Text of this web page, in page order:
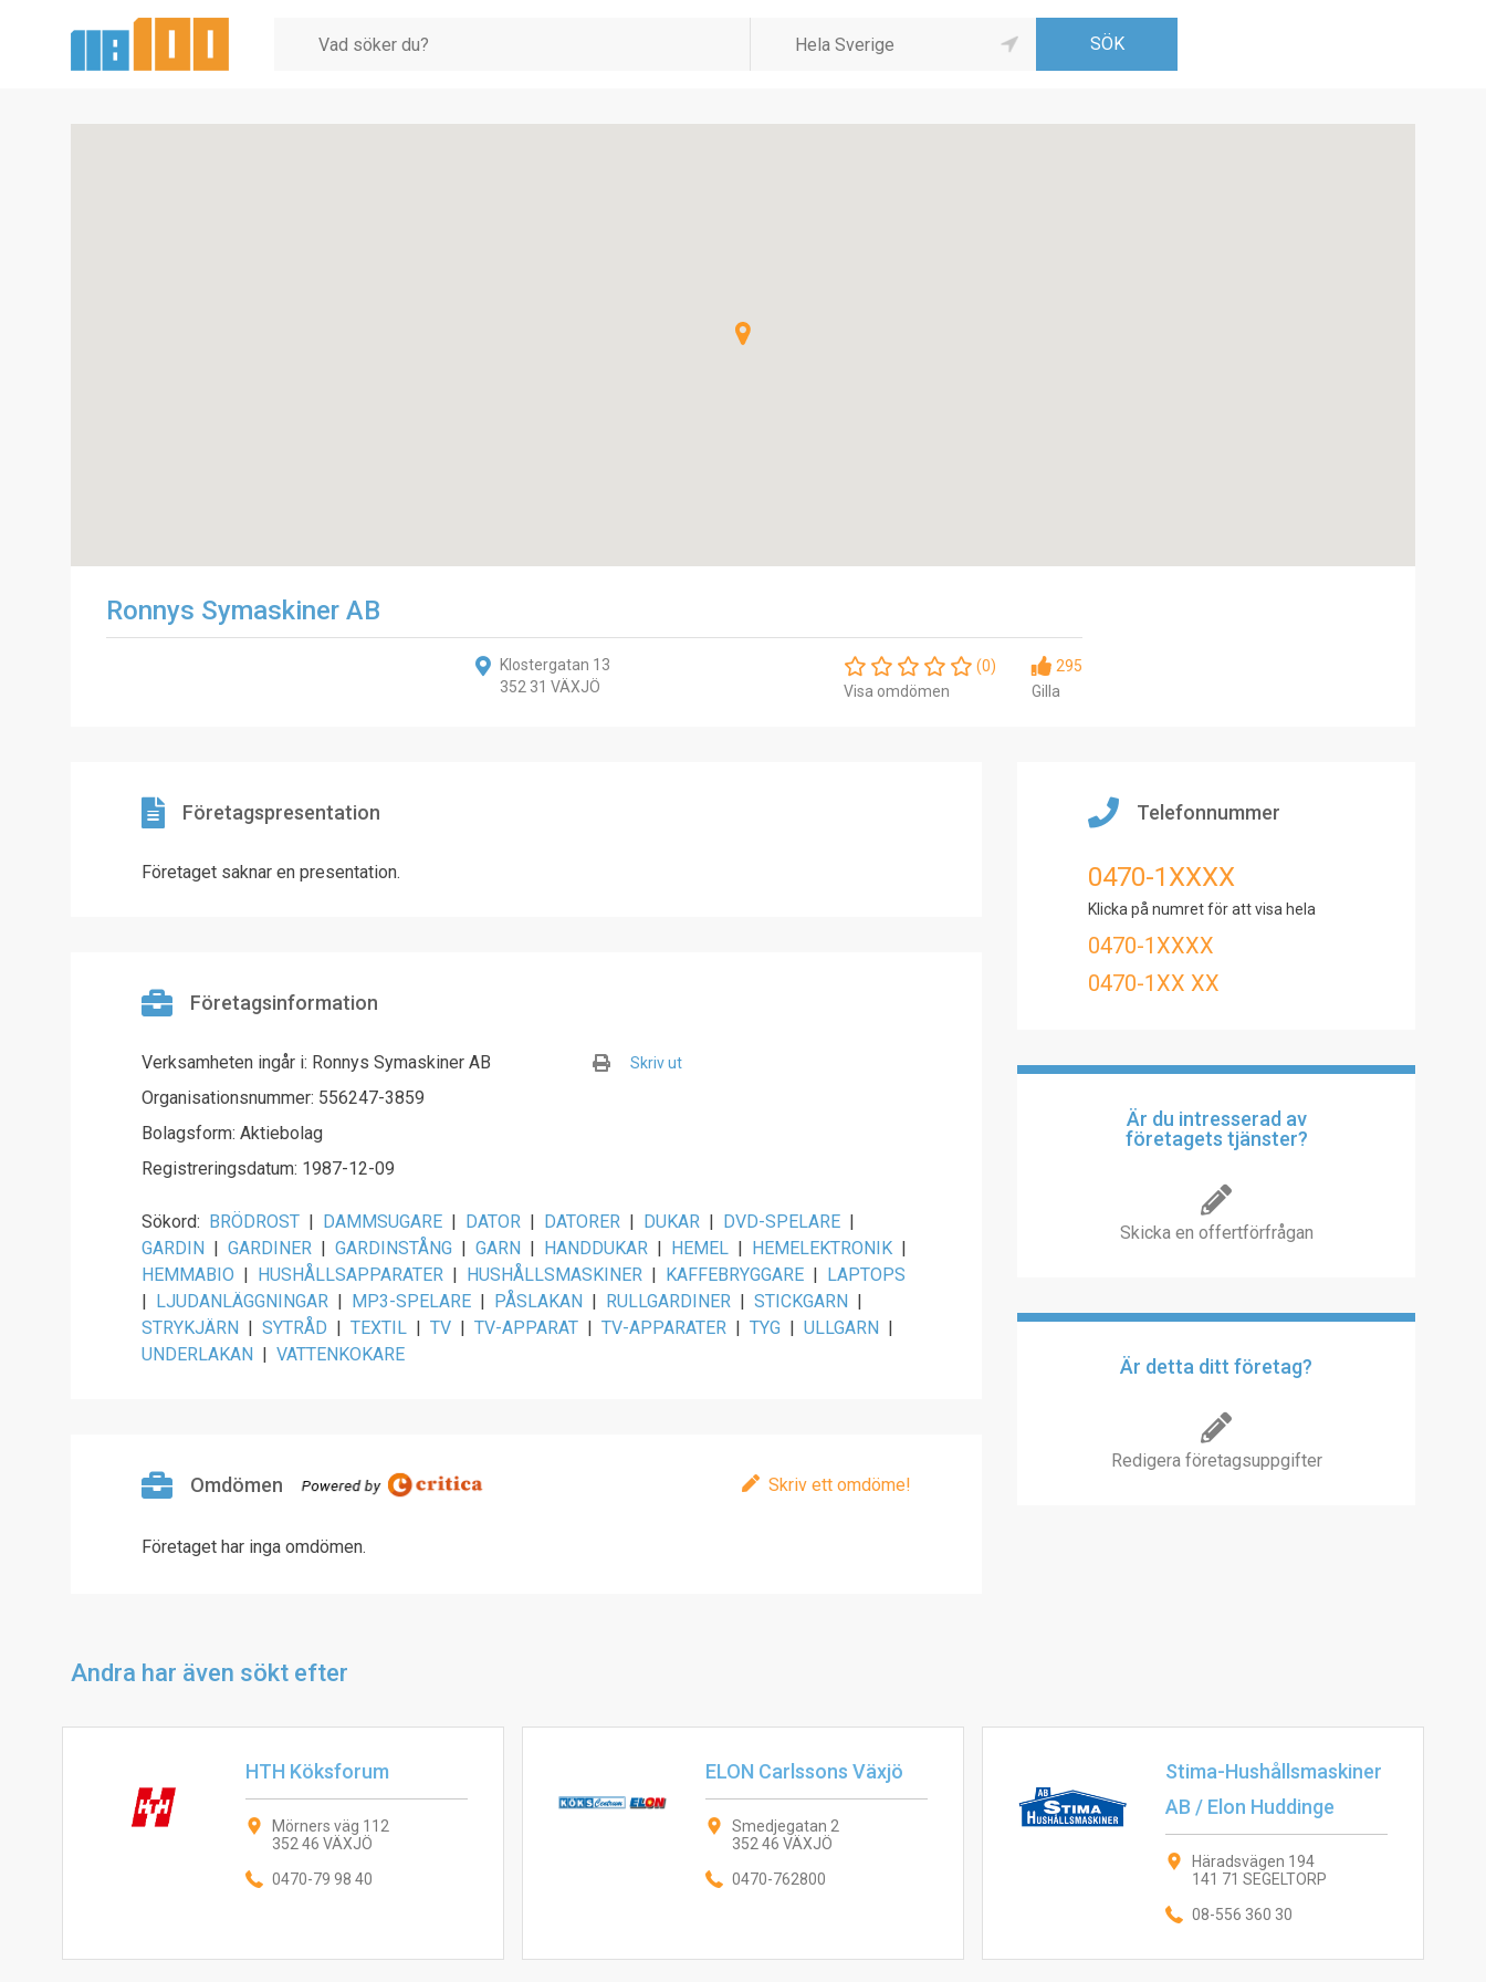
Ronnys Symaskiner AB
Klostergatan 13
352 31 VÄXJÖ
(0)
Visa omdömen
295
Gilla
Företagspresentation
Företaget saknar en presentation.
Företagsinformation
Verksamheten ingår i: Ronnys Symaskiner AB
Organisationsnummer: 556247-3859
Bolagsform: Aktiebolag
Registreringsdatum: 1987-12-09
Skriv ut
Sökord: BRÖDROST | DAMMSUGARE | DATOR | DATORER | DUKAR | DVD-SPELARE |
GARDIN | GARDINER | GARDINSTÅNG | GARN | HANDDUKAR | HEMEL | HEMELEKTRONIK |
HEMMABIO | HUSHÅLLSAPPARATER | HUSHÅLLSMASKINER | KAFFEBRYGGARE | LAPTOPS
| LJUDANLÄGGNINGAR | MP3-SPELARE | PÅSLAKAN | RULLGARDINER | STICKGARN |
STRYKJÄRN | SYTRÅD | TEXTIL | TV | TV-APPARAT | TV-APPARATER | TYG | ULLGARN |
UNDERLAKAN | VATTENKOKARE
Omdömen Skriv ett omdöme!
Företaget har inga omdömen.
Telefonnummer
0470-1XXXX
Klicka på numret för att visa hela
0470-1XXXX
0470-1XX XX
Är du intresserad av
företagets tjänster?
Skicka en offertförfrågan
Är detta ditt företag?
Redigera företagsuppgifter
Andra har även sökt efter
HTH Köksforum
Mörners väg 112
352 46 VÄXJÖ
0470-79 98 40
ELON Carlssons Växjö
Smedjegatan 2
352 46 VÄXJÖ
0470-762800
Stima-Hushållsmaskiner
AB / Elon Huddinge
Häradsvägen 194
141 71 SEGELTORP
08-556 360 30